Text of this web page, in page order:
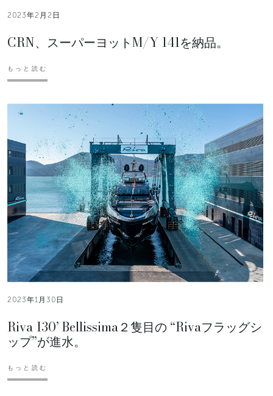
2023年2月2日
CRN、スーパーヨットM/Y 141を納品。
もっと読む
2023年1月30日
Riva 130’ Bellissima２隻目の “Rivaフラッグシ
ップ”が進水。
もっと読む